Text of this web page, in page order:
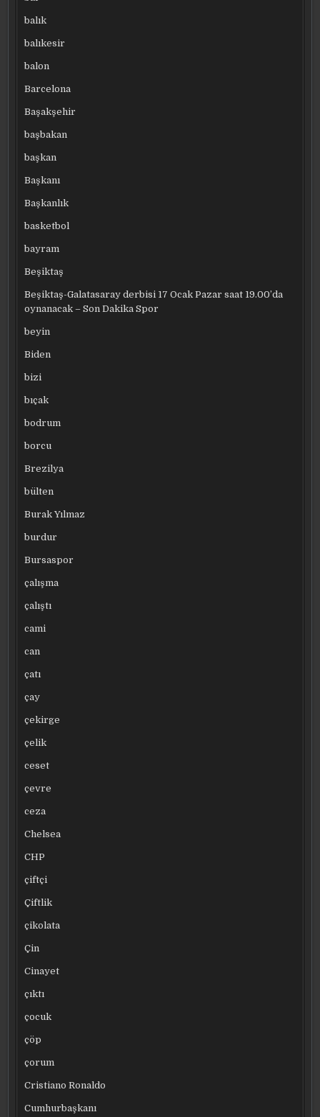
balık
balıkesir
balon
Barcelona
Başakşehir
başbakan
başkan
Başkanı
Başkanlık
basketbol
bayram
Beşiktaş
Beşiktaş-Galatasaray derbisi 17 Ocak Pazar saat 19.00’da
oynanacak – Son Dakika Spor
beyin
Biden
bizi
bıçak
bodrum
borcu
Brezilya
bülten
Burak Yılmaz
burdur
Bursaspor
çalışma
çalıştı
cami
can
çatı
çay
çekirge
çelik
ceset
çevre
ceza
Chelsea
CHP
çiftçi
Çiftlik
çikolata
Çin
Cinayet
çıktı
çocuk
çöp
çorum
Cristiano Ronaldo
Cumhurbaşkanı